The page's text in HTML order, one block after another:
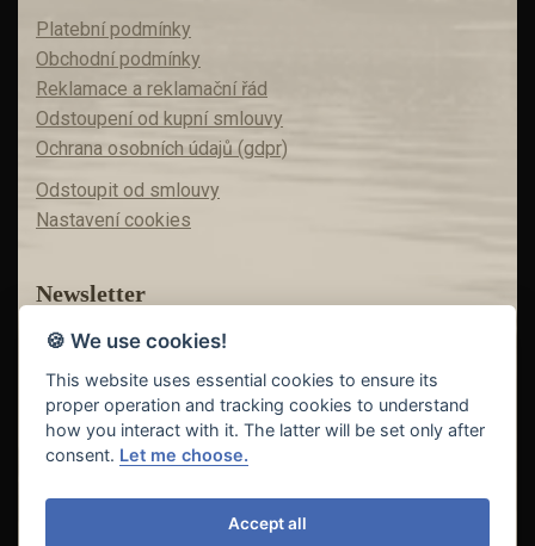
Platební podmínky
Obchodní podmínky
Reklamace a reklamační řád
Odstoupení od kupní smlouvy
Ochrana osobních údajů (gdpr)
Odstoupit od smlouvy
Nastavení cookies
Newsletter
Máte zájem o akční nabídky?
Teď už vám nic neunikne!
🍪 We use cookies!
This website uses essential cookies to ensure its
proper operation and tracking cookies to understand
how you interact with it. The latter will be set only after
consent. Let me choose.
Accept all